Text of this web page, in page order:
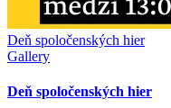
Deň spoločenských hier
Gallery
Deň spoločenských hier